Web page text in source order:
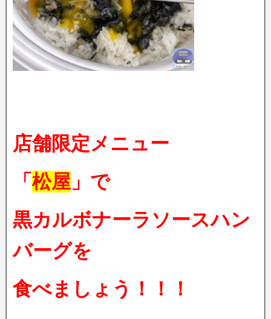
店舗限定メニュー
「 松屋 」で
黒カルボナーラソースハン
バーグを
食べましょう！！！